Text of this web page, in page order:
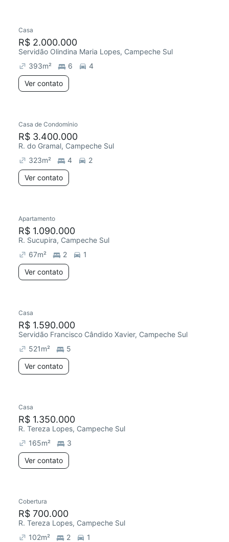
Casa
R$ 2.000.000
Servidão Olindina Maria Lopes, Campeche Sul
393m² 6
4
Ver contato
Chegou há 3 dias
Casa de Condomínio
R$ 3.400.000
R. do Gramal, Campeche Sul
323m² 4
2
Ver contato
Redecorar
Apartamento
R$ 1.090.000
R. Sucupira, Campeche Sul
67m² 2
1
Ver contato
Casa
R$ 1.590.000
Servidão Francisco Cândido Xavier, Campeche Sul
521m²
5
Ver contato
Casa
R$ 1.350.000
R. Tereza Lopes, Campeche Sul
165m²
3
Ver contato
Cobertura
R$ 700.000
R. Tereza Lopes, Campeche Sul
102m² 2
1